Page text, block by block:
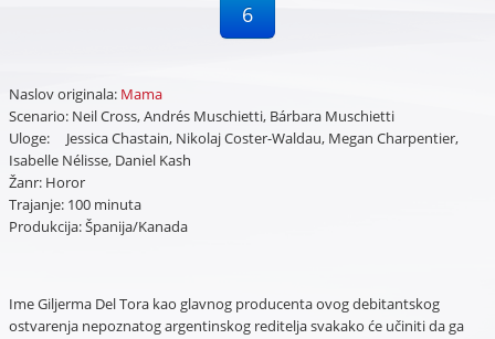
6
Naslov originala: Mama
Scenario: Neil Cross, Andrés Muschietti, Bárbara Muschietti
Uloge: Jessica Chastain, Nikolaj Coster-Waldau, Megan Charpentier,
Isabelle Nélisse, Daniel Kash
Žanr: Horor
Trajanje: 100 minuta
Produkcija: Španija/Kanada
Ime Giljerma Del Tora kao glavnog producenta ovog debitantskog
ostvarenja nepoznatog argentinskog reditelja svakako će učiniti da ga